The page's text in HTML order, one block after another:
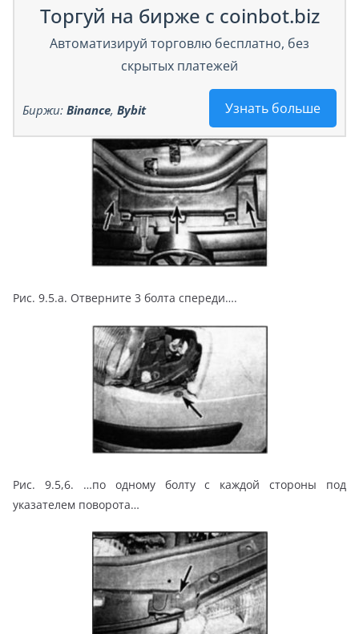
Торгуй на бирже с coinbot.biz
Автоматизируй торговлю бесплатно, без
скрытых платежей
Узнать больше
Биржи: Binance, Bybit
Рис. 9.5.а. Отверните 3 болта спереди….
Рис. 9.5,6. …по одному болту с каждой стороны под
указателем поворота…